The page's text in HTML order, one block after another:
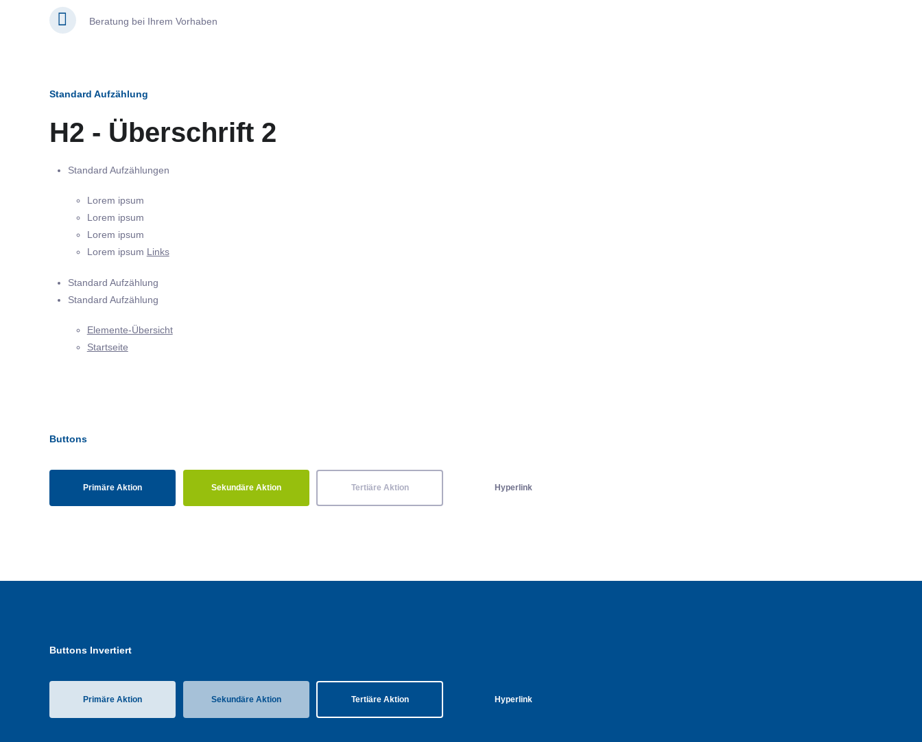
Beratung bei Ihrem Vorhaben
Standard Aufzählung
H2 - Überschrift 2
Standard Aufzählungen
Lorem ipsum
Lorem ipsum
Lorem ipsum
Lorem ipsum Links
Standard Aufzählung
Standard Aufzählung
Elemente-Übersicht
Startseite
Buttons
Primäre Aktion Sekundäre Aktion Tertiäre Aktion Hyperlink
Buttons Invertiert
Primäre Aktion Sekundäre Aktion Tertiäre Aktion Hyperlink